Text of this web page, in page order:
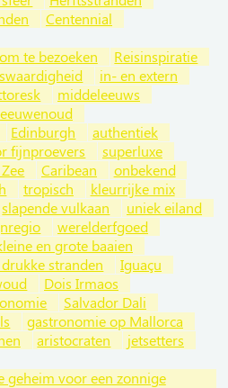
Centennial
te bezoeken
Reisinspiratie
in- en extern
middeleeuws
eeuwenoud
Edinburgh
authentiek
fijnproevers
superluxe
Caribean
onbekend
tropisch
kleurrijke mix
slapende vulkaan
uniek eiland
werelderfgoed
en grote baaien
stranden
Iguaçu
Dois Irmaos
Salvador Dali
gastronomie op Mallorca
aristocraten
jetsetters
geheim voor een zonnige